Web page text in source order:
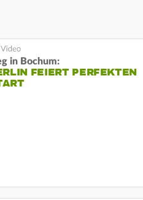
in Bochum:
FEIERT PERFEKTEN